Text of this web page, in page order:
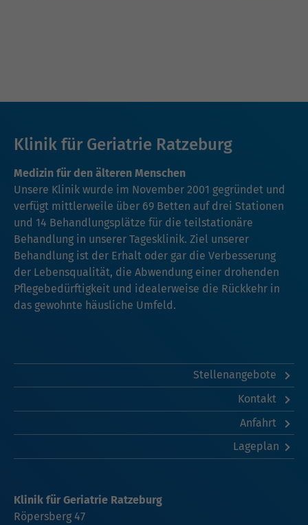
Klinik für Geriatrie Ratzeburg
Medizin für den älteren Menschen
Unsere Klinik wurde im November 2001 gegründet und
verfügt mittlerweile über 69 Betten auf drei Stationen
und 14 Behandlungsplätze für die teilstationäre
Behandlung in unserer Tagesklinik. Ziel unserer
Behandlung ist der Erhalt oder gar die Verbesserung
der Lebensqualität, die Abwendung einer drohenden
Pflegebedürftigkeit und idealerweise die Rückkehr in
das gewohnte häusliche Umfeld.
Stellenangebote
Kontakt
Anfahrt
Lageplan
Klinik für Geriatrie Ratzeburg
Röpersberg 47